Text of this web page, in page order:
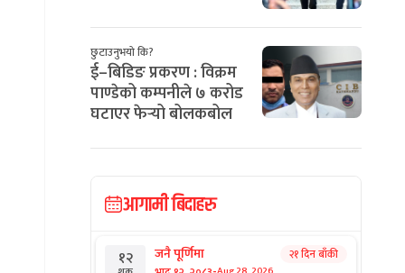
छुटाउनुभयो कि?
ई–बिडिङ प्रकरण : विक्रम
पाण्डेको कम्पनीले ७ करोड
घटाएर फेर्‍यो बोलकबोल
आगामी बिदाहरु
१२ जनै पूर्णिमा २१ दिन बाँकी